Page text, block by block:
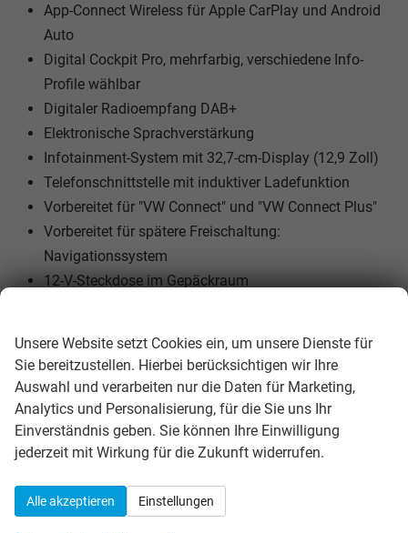
App-Connect Wireless für Apple CarPlay und Android
Auto
Digital Cockpit Pro, mehrfarbig, verschiedene Info-
Profile wählbar
Digitaler Radioempfang DAB+
Elektronische Sprachverstärkung
Infotainment-System mit 32,7-cm-Display (12,9 Zoll)
Telefonschnittstelle mit induktiver Ladefunktion
Vorbereitet für "VW Connect" und "VW Connect Plus"
Vorbereitet für spätere Freischaltung:
Navigationssystem
12-V-Steckdose im Gepäckraum
Geschwindigkeitsbegrenzer mit vorausschauender
Regelung
Klimaanlage "Climatronic" mit Aktiv-Kombifilter
Nichtraucherausführung - Ablagefach und 12-V-
Steckdose vorn
Access", mit berührungsloser Ver- und Entriegelung,
Unsere Website setzt Cookies ein, um unsere Dienste für
Sie bereitzustellen. Hierbei berücksichtigen wir Ihre
Auswahl und verarbeiten nur die Daten für Marketing,
Analytics und Personalisierung, für die Sie uns Ihr
Einverständnis geben. Sie können Ihre Einwilligung
jederzeit mit Wirkung für die Zukunft widerrufen.
Alle akzeptieren Einstellungen